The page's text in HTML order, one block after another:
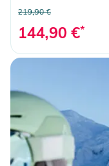
219,90 €
144,90 €*